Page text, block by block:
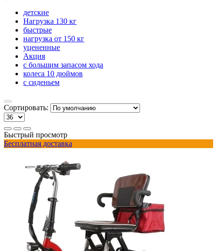
детские
Нагрузка 130 кг
быстрые
нагрузка от 150 кг
уцененные
Акция
с большим запасом хода
колеса 10 дюймов
с сиденьем
Сортировать:
Быстрый просмотр
Бесплатная доставка